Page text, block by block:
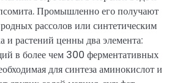
Промышленно его получают
рассолов или синтетическим
и растений ценны два элемента:
в более чем 300 ферментативных
для синтеза аминокислот и